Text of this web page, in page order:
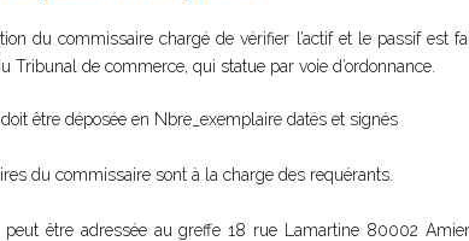
du commissaire chargé de vérifier l’actif et le passif est
Tribunal de commerce, qui statue par voie d’ordonnance.
doit être déposée en Nbre_exemplaire datés et signés
du commissaire sont à la charge des requérants.
peut être adressée au greffe 18 rue Lamartine 80002